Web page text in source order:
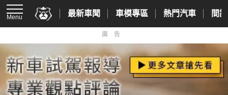
Menu 最新車聞 車模專區 熱門汽車 間
廣告